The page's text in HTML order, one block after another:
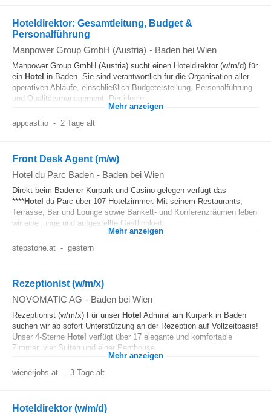
Hoteldirektor: Gesamtleitung, Budget &
Personalführung
Manpower Group GmbH (Austria) - Baden bei Wien
Manpower Group GmbH (Austria) sucht einen Hoteldirektor (w/m/d) für
ein Hotel in Baden. Sie sind verantwortlich für die Organisation aller
operativen Abläufe, einschließlich Budgeterstellung, Personalführung
und Qualitätsmanagement. Der ideale...
Mehr anzeigen
appcast.io - 2 Tage alt
Front Desk Agent (m/w)
Hotel du Parc Baden - Baden bei Wien
Direkt beim Badener Kurpark und Casino gelegen verfügt das
****Hotel du Parc über 107 Hotelzimmer. Mit seinem Restaurants,
Terrasse, Bar und Lounge sowie Bankett- und Konferenzräumen leben
wir eine junge und aufgestellte Gastlichkeit...
Mehr anzeigen
stepstone.at - gestern
Rezeptionist (w/m/x)
NOVOMATIC AG - Baden bei Wien
Rezeptionist (w/m/x) Für unser Hotel Admiral am Kurpark in Baden
suchen wir ab sofort Unterstützung an der Rezeption auf Vollzeitbasis!
Unser 4-Sterne Hotel verfügt über 17 elegante und komfortable
Zimmer, vier Suiten und einer Penthouse...
Mehr anzeigen
wienerjobs.at - 3 Tage alt
Hoteldirektor (w/m/d)